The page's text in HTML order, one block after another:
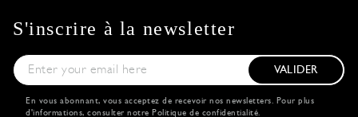
S'inscrire à la newsletter
VALIDER
En vous abonnant, vous acceptez de recevoir nos newsletters. Pour plus
d'informations, consulter notre Politique de confidentialité.